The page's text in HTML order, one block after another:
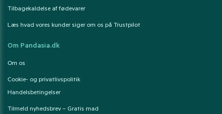
Tilbagekaldelse af fødevarer
Læs hvad vores kunder siger om os på Trustpilot
Om Pandasia.dk
Om os
Cookie- og privatlivspolitik
Handelsbetingelser
Tilmeld nyhedsbrev – Gratis mad